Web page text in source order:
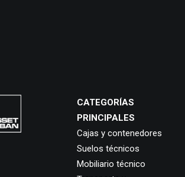
CATEGORÍAS
PRINCIPALES
Cajas y contenedores
Suelos técnicos
Mobiliario técnico